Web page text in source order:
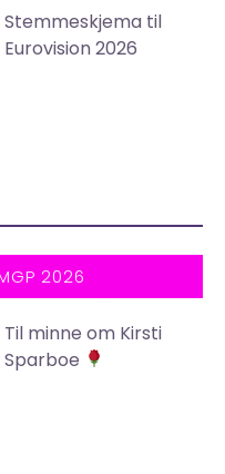
Stemmeskjema til
Eurovision 2026
2026
Til minne om Kirsti
Sparboe